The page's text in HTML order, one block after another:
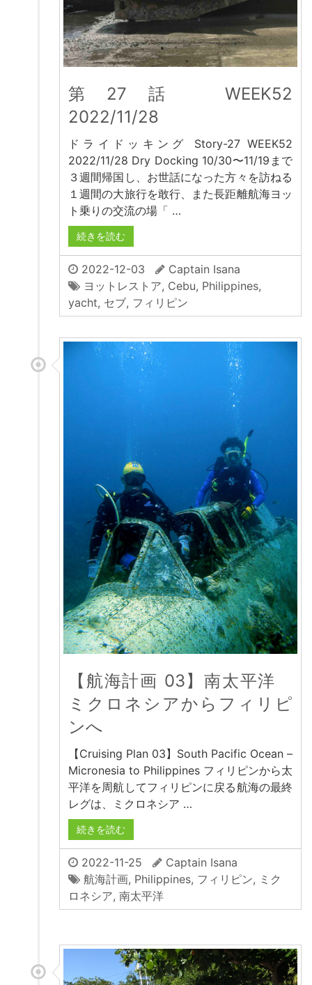
第27話 WEEK52
2022/11/28
ドライドッキング Story-27 WEEK52
2022/11/28 Dry Docking 10/30〜11/19まで
３週間帰国し、お世話になった方々を訪ねる
１週間の大旅行を敢行、また長距離航海ヨッ
ト乗りの交流の場「 …
続きを読む
2022-12-03
Captain Isana
ヨットレストア, Cebu, Philippines,
yacht, セブ, フィリピン
【航海計画 03】南太平洋
ミクロネシアからフィリピ
ンへ
【Cruising Plan 03】South Pacific Ocean –
Micronesia to Philippines フィリピンから太
平洋を周航してフィリピンに戻る航海の最終
レグは、ミクロネシア …
続きを読む
2022-11-25
Captain Isana
航海計画, Philippines, フィリピン, ミク
ロネシア, 南太平洋